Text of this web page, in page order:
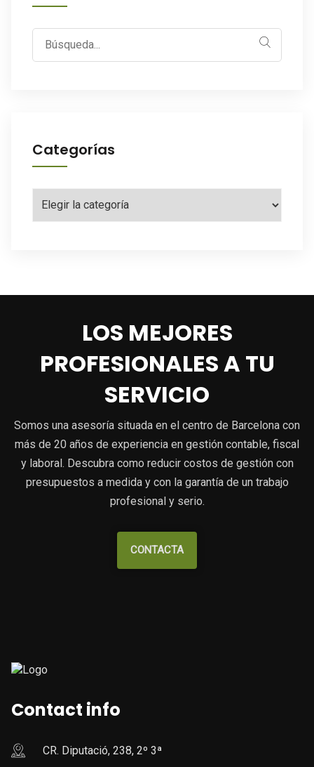
Search
for:
Categorías
LOS MEJORES
PROFESIONALES A TU
SERVICIO
Somos una asesoría situada en el centro de Barcelona con
más de 20 años de experiencia en gestión contable, fiscal
y laboral. Descubra como reducir costos de gestión con
presupuestos a medida y con la garantía de un trabajo
profesional y serio.
CONTACTA
Contact info
CR. Diputació, 238, 2º 3ª